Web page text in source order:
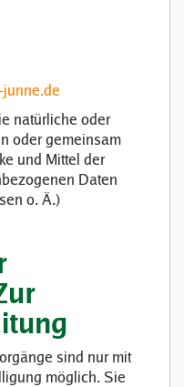
natürliche oder
oder gemeinsam
und Mittel der
Daten
o. Ä.)
sind nur mit
möglich. Sie